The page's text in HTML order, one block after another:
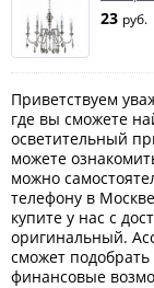
23 руб.
Приветствуем
где вы сможете
осветительный
можете
можно
телефону в
купите у нас с
оригинальный.
сможет
финансовые